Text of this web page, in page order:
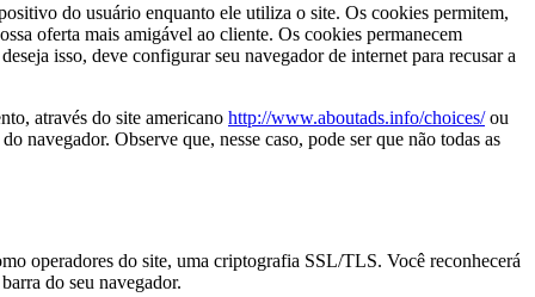
do usuário enquanto ele utiliza o site. Os cookies permitem,
oferta mais amigável ao cliente. Os cookies permanecem
isso, deve configurar seu navegador de internet para recusar a
através do site americano http://www.aboutads.info/choices/ou
navegador. Observe que, nesse caso, pode ser que não todas as
operadores do site, uma criptografia SSL/TLS. Você reconhecerá
do seu navegador.